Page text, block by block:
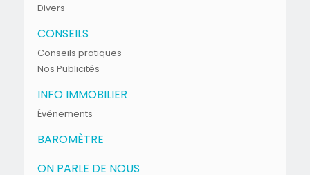
Divers
CONSEILS
Conseils pratiques
Nos Publicités
INFO IMMOBILIER
Événements
BAROMÈTRE
ON PARLE DE NOUS